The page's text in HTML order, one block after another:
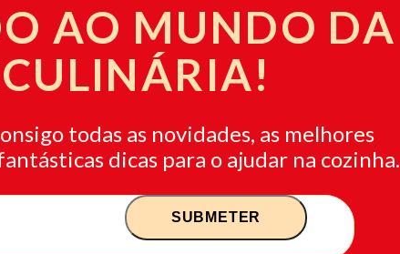
AO MUNDO DA
todas as novidades, as melhores
dicas para o ajudar na cozinha.